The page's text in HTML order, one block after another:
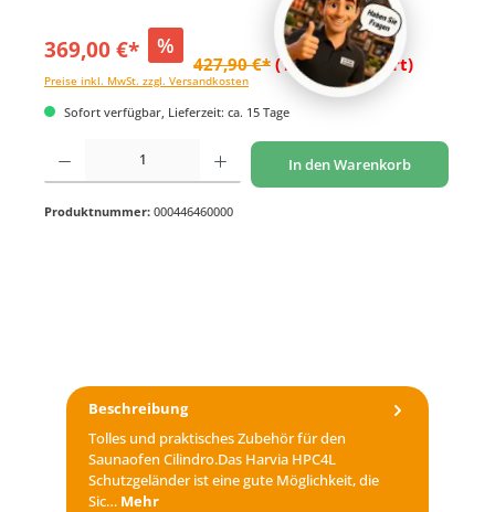
369,00 €* %
427,90 €* (13.76% gespart)
Preise inkl. MwSt. zzgl. Versandkosten
Sofort verfügbar, Lieferzeit: ca. 15 Tage
Produkt Anzahl: Gib den gewünschten Wert ein oder benutze die Schaltflächen um
In den Warenkorb
Produktnummer: 000446460000
Beschreibung
Tolles und praktisches Zubehör für den
Saunaofen Cilindro.Das Harvia HPC4L
Schutzgeländer ist eine gute Möglichkeit, die
Sic… Mehr